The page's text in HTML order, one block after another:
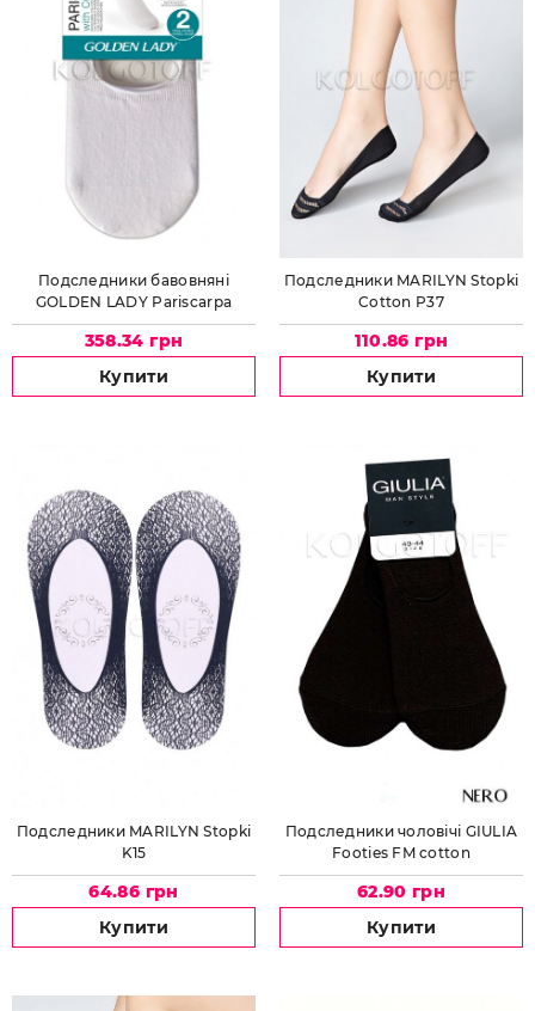
Подследники бавовняні
GOLDEN LADY Pariscarpa
invisible with cotton
358.34 грн
Купити
Подследники MARILYN Stopki
Cotton P37
110.86 грн
Купити
Подследники MARILYN Stopki
K15
64.86 грн
Купити
Подследники чоловічі GIULIA
Footies FM cotton
62.90 грн
Купити